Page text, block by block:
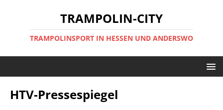
TRAMPOLIN-CITY
TRAMPOLINSPORT IN HESSEN UND ANDERSWO
HTV-Pressespiegel